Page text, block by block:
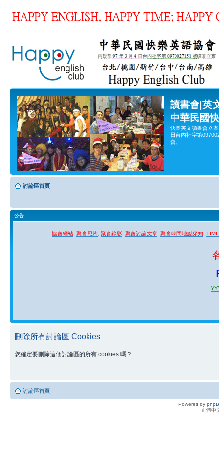
讀書會|英
中華民國
快樂英文讀書會立
日台內社字第
會。
討論區首頁
公告
協會網站 聚會照片 聚會錄影 聚會討論文章 聚會時間地點須知
刪除所有討論區 Cookies
您確定要刪除這個討論區的所有 cookies 嗎？
討論區首頁
Powered by
正體中